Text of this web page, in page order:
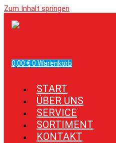
Zum Inhalt springen
0,00 € 0 Warenkorb
START
ÜBER UNS
SERVICE
SORTIMENT
KONTAKT